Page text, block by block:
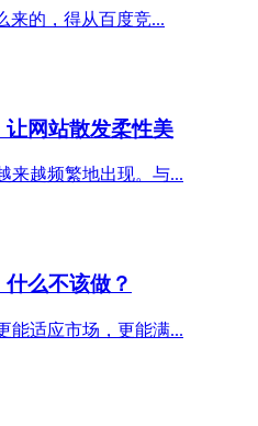
来的，得从百度竞...
让网站散发柔性美
来越频繁地出现。与...
么不该做？
能适应市场，更能满...